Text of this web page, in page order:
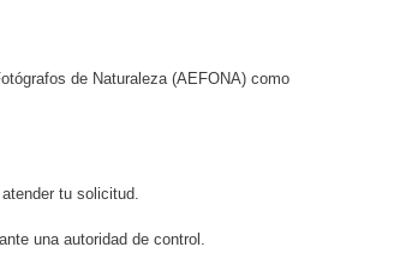
de Naturaleza (AEFONA) como
tu solicitud.
una autoridad de control.